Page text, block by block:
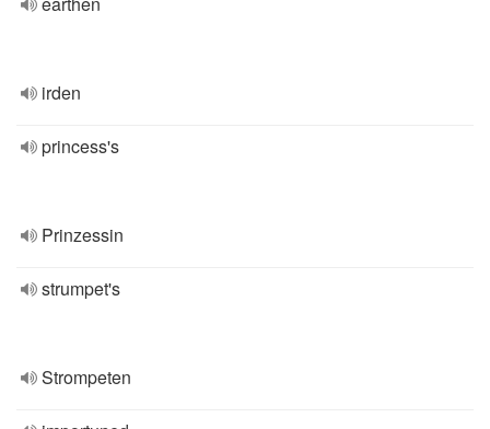
irden
princess's
Prinzessin
strumpet's
Strompeten